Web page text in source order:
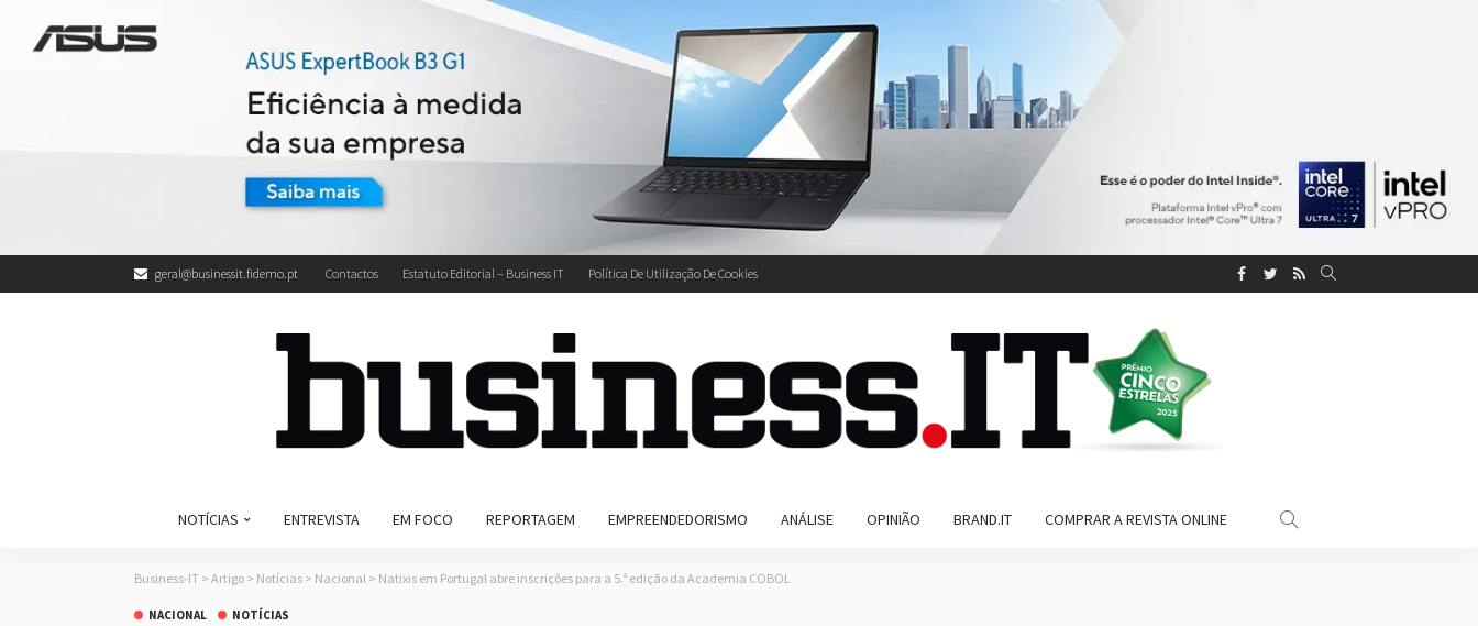
geral@businessit.fidemo.pt Contactos Estatuto Editorial – Business IT Política De Utilização De Cookies
NOTÍCIAS ENTREVISTA EM FOCO REPORTAGEM EMPREENDEDORISMO ANÁLISE OPINIÃO BRAND.IT COMPRAR A REVISTA ONLINE
Business-IT > Artigo > Notícias > Nacional > Natixis em Portugal abre inscrições para a 5.ª edição da Academia COBOL
NACIONAL NOTÍCIAS